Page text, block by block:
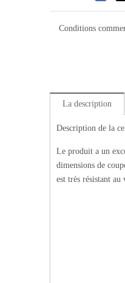
Conditions
La description
Description de la
Le produit a un
dimensions de
est très résistant